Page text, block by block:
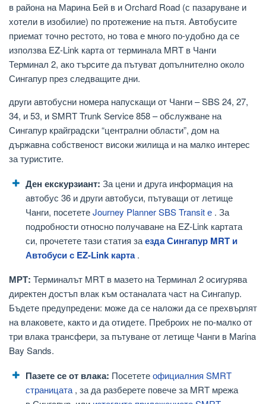
в района на Марина Бей в и Orchard Road (с пазаруване и
хотели в изобилие) по протежение на пътя. Автобусите
приемат точно рестото, но това е много по-удобно да се
използва EZ-Link карта от терминала MRT в Чанги
Терминал 2, ако търсите да пътуват допълнително около
Сингапур през следващите дни.
други автобусни номера напускащи от Чанги – SBS 24, 27,
34, и 53, и SMRT Trunk Service 858 – обслужване на
Сингапур крайградски “централни области”, дом на
държавна собственост високи жилища и на малко интерес
за туристите.
Ден екскурзиант: За цени и друга информация на
автобус 36 и други автобуси, пътуващи от летище
Чанги, посететеJourney Planner SBS Transit е . За
подробности относно получаване на EZ-Link картата
си, прочетете тази статия заезда Сингапур MRT и
Автобуси с EZ-Link карта.
МРТ: Терминалът MRT в мазето на Терминал 2 осигурява
директен достъп влак към останалата част на Сингапур.
Бъдете предупредени: може да се наложи да се прехвърлят
на влаковете, както и да отидете. Преброих не по-малко от
три влака трансфери, за пътуване от летище Чанги в Marina
Bay Sands.
Пазете се от влака: Посететеофициалния SMRT
страницата , за да разберете повече за MRT мрежа